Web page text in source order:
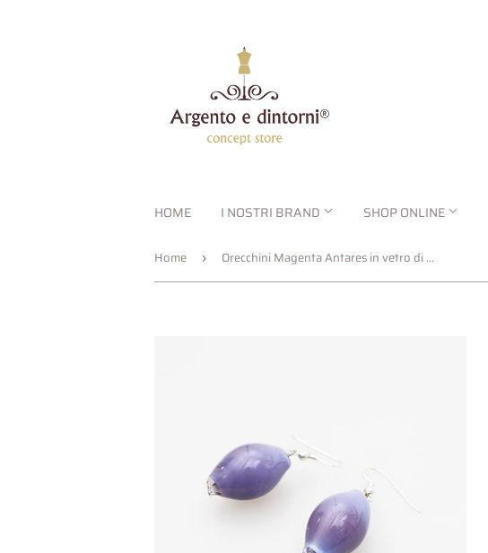
HOME I NOSTRI BRAND SHOP ONLINE
Home › Orecchini Magenta Antares in vetro di Murano